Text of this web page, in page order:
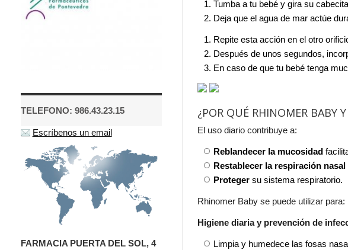
TELEFONO: 986.43.23.15
Escríbenos un email
FARMACIA PUERTA DEL SOL, 4
Tumba a tu bebé y gira su
Deja que el agua de mar actúe
Repite esta acción en el otro
Después de unos segundos,
En caso de que tu bebé tenga
¿POR QUÉ RHINOMER BABY
El uso diario contribuye a:
Reblandecer la mucosidad
Restablecer la respiración nasal
Proteger su sistema respiratorio.
Rhinomer Baby se puede utilizar para:
Higiene diaria y prevención de
Limpia y humedece las fosas